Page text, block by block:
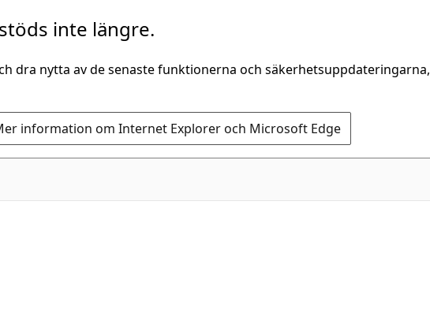
inte längre.
dra nytta av de senaste funktionerna och säkerhetsuppdateringarna,
information om Internet Explorer och Microsoft Edge